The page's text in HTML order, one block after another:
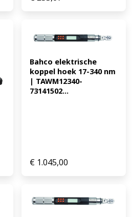
Bahco elektrische
koppel hoek 17-340 nm
| TAWM12340-
73141502...
€ 1.045,00